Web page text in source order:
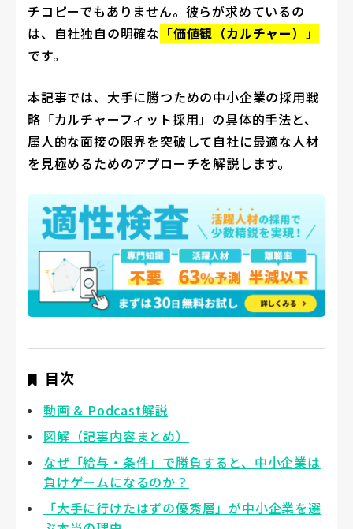
チコピーでもありません。彼らが求めているの
は、自社独自の明確な 「価値観（カルチャー）」
です。
本記事では、大手に勝つための中小企業の採用戦
略「カルチャーフィット採用」の具体的手法と、
属人的な面接の限界を突破して自社に最適な人材
を見極めるためのアプローチを解説します。
目次
動画 & Podcast解説
図解（記事内容まとめ）
なぜ「給与・条件」で勝負すると、中小企業は
負けゲームになるのか？
「大手に行けたはずの優秀層」が中小企業を選